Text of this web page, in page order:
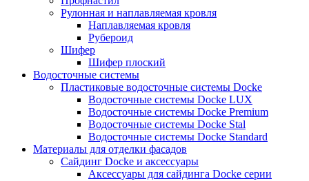
Рулонная и наплавляемая кровля
Наплавляемая кровля
Рубероид
Шифер
Шифер плоский
Водосточные системы
Пластиковые водосточные системы Docke
Водосточные системы Docke LUX
Водосточные системы Docke Premium
Водосточные системы Docke Stal
Водосточные системы Docke Standard
Материалы для отделки фасадов
Сайдинг Docke и аксессуары
Аксессуары для сайдинга Docke серии